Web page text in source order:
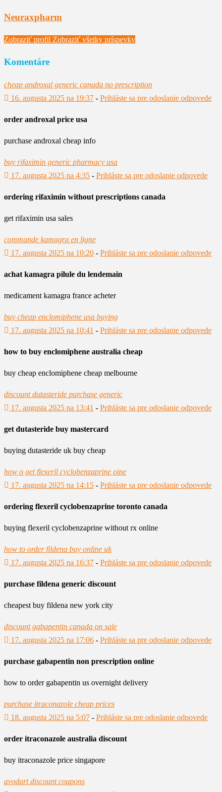
Neuraxpharm
Zobraziť profil Zobraziť všetky príspevky
Komentáre
cheap androxal generic canada no prescription
16. augusta 2025 na 19:37 - Prihláste sa pre odoslanie odpovede
order androxal price usa
purchase androxal cheap info
buy rifaximin generic pharmacy usa
17. augusta 2025 na 4:35 - Prihláste sa pre odoslanie odpovede
ordering rifaximin without prescriptions canada
get rifaximin usa sales
commande kamagra en ligne
17. augusta 2025 na 10:20 - Prihláste sa pre odoslanie odpovede
achat kamagra pilule du lendemain
medicament kamagra france acheter
buy cheap enclomiphene usa buying
17. augusta 2025 na 10:41 - Prihláste sa pre odoslanie odpovede
how to buy enclomiphene australia cheap
buy cheap enclomiphene cheap melbourne
discount dutasteride purchase generic
17. augusta 2025 na 13:41 - Prihláste sa pre odoslanie odpovede
get dutasteride buy mastercard
buying dutasteride uk buy cheap
how o get flexeril cyclobenzaprine oine
17. augusta 2025 na 14:15 - Prihláste sa pre odoslanie odpovede
ordering flexeril cyclobenzaprine toronto canada
buying flexeril cyclobenzaprine without rx online
how to order fildena buy online uk
17. augusta 2025 na 16:37 - Prihláste sa pre odoslanie odpovede
purchase fildena generic discount
cheapest buy fildena new york city
discount gabapentin canada on sale
17. augusta 2025 na 17:06 - Prihláste sa pre odoslanie odpovede
purchase gabapentin non prescription online
how to order gabapentin us overnight delivery
purchase itraconazole cheap prices
18. augusta 2025 na 5:07 - Prihláste sa pre odoslanie odpovede
order itraconazole australia discount
buy itraconazole price singapore
avodart discount coupons